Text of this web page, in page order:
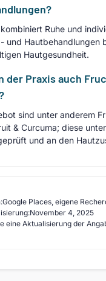
Ruhe und
und Hautbehandlungen
Hautgesundheit.
der Praxis auch
sind unter anderem
& Curcuma; diese
und an den
Google Places, eigene
November 4, 2025
eine Aktualisierung der